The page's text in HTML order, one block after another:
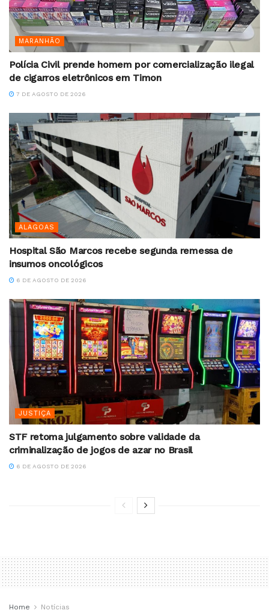
MARANHÃO
Polícia Civil prende homem por comercialização ilegal
de cigarros eletrônicos em Timon
7 DE AGOSTO DE 2026
ALAGOAS
Hospital São Marcos recebe segunda remessa de
insumos oncológicos
6 DE AGOSTO DE 2026
JUSTIÇA
STF retoma julgamento sobre validade da
criminalização de jogos de azar no Brasil
6 DE AGOSTO DE 2026
Home Notícias